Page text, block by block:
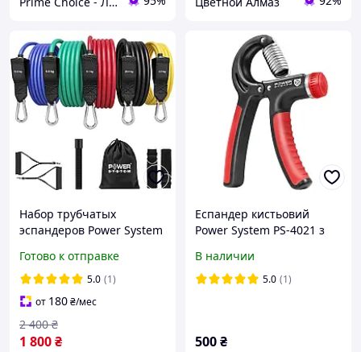
Набор трубчатых
эспандеров Power System
5шт. (до 55 кг.) 4133923
dobra sprava
Готово к отправке
5.0 (1)
от 180₴/мес
1 800₴
2 400 ₴
Еспандер кистьовий
Power System PS-4021 з
навантаженням 10-40 кг.
Power Hand Grip Black
В наличии
5.0 (1)
500₴